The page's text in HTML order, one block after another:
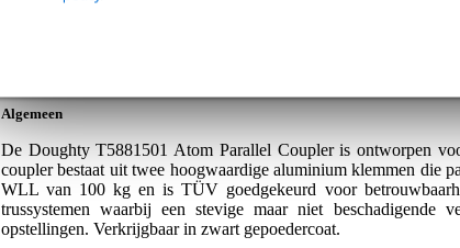
Algemeen
De Doughty T5881501 Atom Parallel Coupler is ontworpen
coupler bestaat uit twee hoogwaardige aluminium klemmen die
WLL van 100 kg en is TÜV goedgekeurd voor
trussystemen waarbij een stevige maar niet beschadigende
opstellingen. Verkrijgbaar in zwart gepoedercoat.